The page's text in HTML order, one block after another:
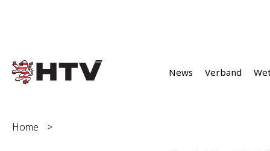
News Verband
Home >